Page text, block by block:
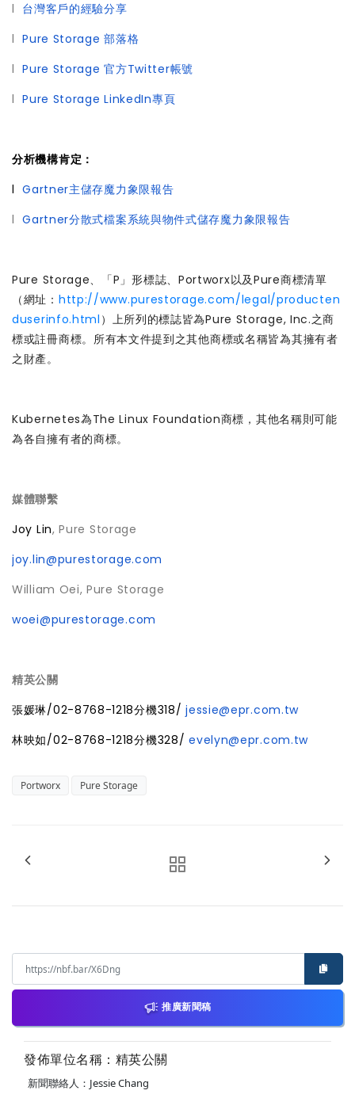
l 台灣客戶的經驗分享
lPure Storage 部落格
lPure Storage 官方Twitter帳號
lPure Storage LinkedIn專頁
分析機構肯定：
lGartner主儲存魔力象限報告
lGartner分散式檔案系統與物件式儲存魔力象限報告
Pure Storage、「P」形標誌、Portworx以及Pure商標清單
（網址： http://www.purestorage.com/legal/producten
duserinfo.html ）上所列的標誌皆為Pure Storage, Inc.之商
標或註冊商標。所有本文件提到之其他商標或名稱皆為其擁有者
之財產。
Kubernetes為The Linux Foundation商標，其他名稱則可能
為各自擁有者的商標。
媒體聯繫
Joy Lin, Pure Storage
joy.lin@purestorage.com
William Oei, Pure Storage
woei@purestorage.com
精英公關
張媛琳/02-8768-1218分機318/jessie@epr.com.tw
林映如/02-8768-1218分機328/evelyn@epr.com.tw
Portworx Pure Storage
推廣新聞稿
發佈單位名稱：精英公關
新聞聯絡人：Jessie Chang